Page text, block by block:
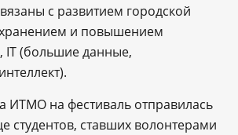
с развитием городской
и повышением
IT (большие данные,
ИТМО на фестиваль отправилась
студентов, ставших волонтерами